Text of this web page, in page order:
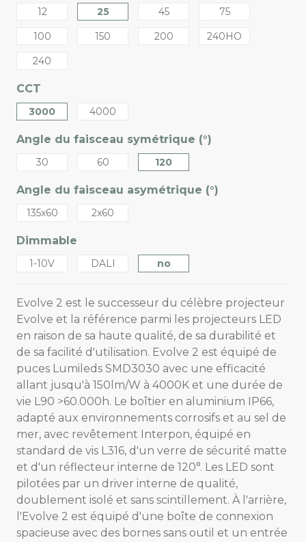
12 25 45
75
100
150 200
240HO
240
CCT
3000 4000
Angle du faisceau symétrique (°)
30 60 120
Angle du faisceau asymétrique (°)
135x60 2x60
Dimmable
1-10V DALI no
Evolve 2 est le successeur du célèbre projecteur
Evolve et la référence parmi les projecteurs LED
en raison de sa haute qualité, de sa durabilité et
de sa facilité d'utilisation. Evolve 2 est équipé de
puces Lumileds SMD3030 avec une efficacité
allant jusqu'à 150lm/W à 4000K et une durée de
vie L90 >60.000h. Le boîtier en aluminium IP66,
adapté aux environnements corrosifs et au sel de
mer, avec revêtement Interpon, équipé en
standard de vis L316, d'un verre de sécurité matte
et d'un réflecteur interne de 120°. Les LED sont
pilotées par un driver interne de qualité,
doublement isolé et sans scintillement. À l'arrière,
l'Evolve 2 est équipé d'une boîte de connexion
spacieuse avec des bornes sans outil et un entrée